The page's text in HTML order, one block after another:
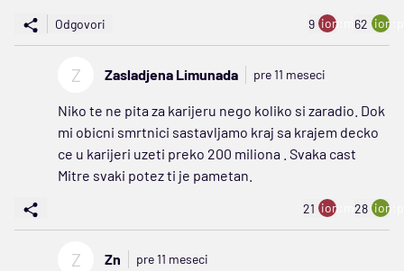
Odgovori 9 ion:minus
62
Z Zasladjena Limunada pre 11 meseci
Niko te ne pita za karijeru nego koliko si zaradio. Dok
mi obicni smrtnici sastavljamo kraj sa krajem decko
ce u karijeri uzeti preko 200 miliona . Svaka cast
Mitre svaki potez ti je pametan.
21 ion:minus
28
Z Zn pre 11 meseci